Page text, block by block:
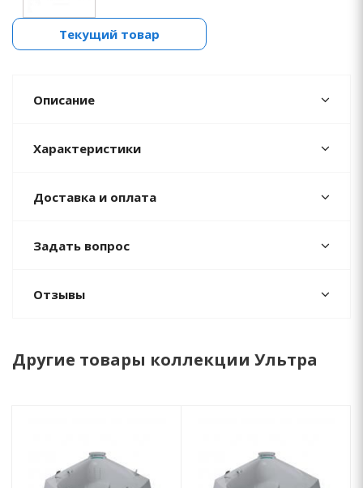
Текущий товар
Описание
Характеристики
Доставка и оплата
Задать вопрос
Отзывы
Другие товары коллекции Ультра